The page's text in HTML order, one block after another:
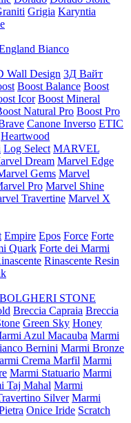
Grigia Karyntia
Bianco
Wall Design 3Д Вайт
Boost Balance Boost
Icor Boost Mineral
Natural Pro Boost Pro
Canone Inverso ETIC
Heartwood
Log Select MARVEL
Dream Marvel Edge
Gems Marvel
Pro Marvel Shine
Travertine Marvel X
Empire Epos Force Forte
Quark Forte dei Marmi
Rinascente Resin
BOLGHERI STONE
Breccia Capraia Breccia
Green Sky Honey
Azul Macauba Marmi
Bernini Marmi Bronze
Crema Marfil Marmi
Marmi Statuario Marmi
Taj Mahal Marmi
Silver Marmi
Onice Iride Scratch